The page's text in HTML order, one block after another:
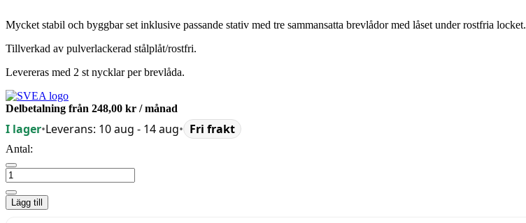
Mycket stabil och byggbar set inklusive passande stativ med tre sammansatta brevlådor med låset under rostfria locket.
Tillverkad av pulverlackerad stålplåt/rostfri.
Levereras med 2 st nycklar per brevlåda.
Delbetalning från 248,00 kr / månad
I lager•Leverans: 10 aug - 14 aug• Fri frakt
Antal:
Lägg till